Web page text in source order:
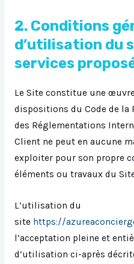
2. Conditions
d’utilisation du
services
Le Site constitue une
dispositions du Code de
des Réglementations
Client ne peut en aucune
exploiter pour son propre
éléments ou travaux du
L’utilisation du
site https://
l’acceptation pleine et
d’utilisation ci-après